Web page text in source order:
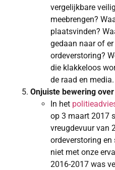
vergelijkbare
meebrengen?
plaatsvinden?
gedaan naar of
ordeverstoring?
die klakkeloos
de raad en media.
Onjuiste bewering
In het
op 3 maart 2017
vreugdevuur van
ordeverstoring
niet met onze
2016-2017 was